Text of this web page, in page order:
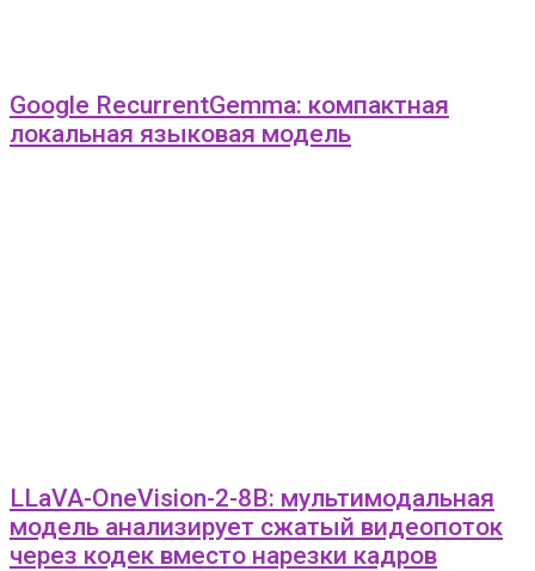
Google RecurrentGemma: компактная
локальная языковая модель
LLaVA-OneVision-2-8B: мультимодальная
модель анализирует сжатый видеопоток
через кодек вместо нарезки кадров